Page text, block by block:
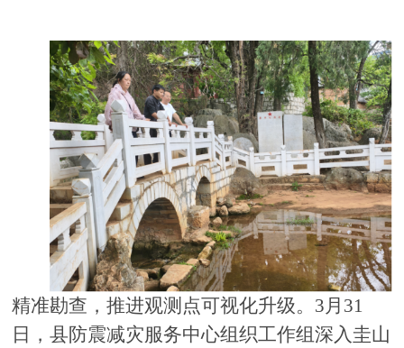
精准勘查，推进观测点可视化升级。 3月 31
日，县防震减灾服务中心组织工作组深入圭山